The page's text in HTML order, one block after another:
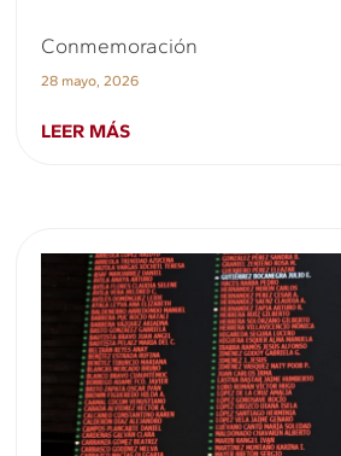
Conmemoración
28 mayo, 2026
LEER MÁS